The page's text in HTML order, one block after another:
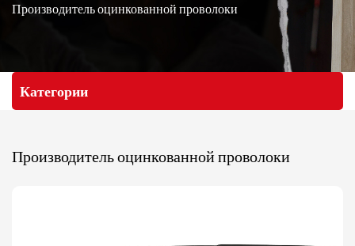
Производитель оцинкованной проволоки
Категории
Производитель оцинкованной проволоки